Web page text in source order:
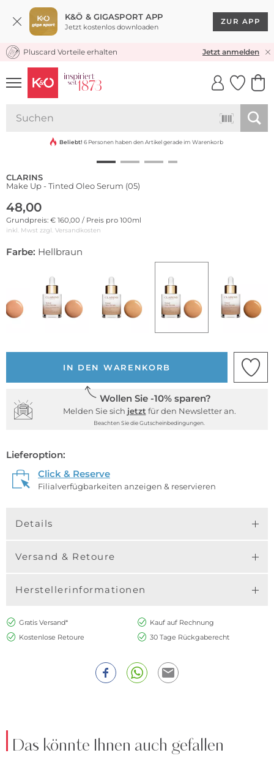
K&Ö & GIGASPORT APP
Jetzt kostenlos downloaden
ZUR APP
KOSTENLOSER VERSAND* & RÜCKVERSAND
Pluscard Vorteile erhalten Jetzt anmelden
UNSERE APP
CLICK &
Beliebt! 6 Personen haben den Artikel gerade im Warenkorb
CLARINS
Make Up - Tinted Oleo Serum (05)
48,00
Grundpreis: € 160,00 / Preis pro 100ml
inkl. Mwst zzgl. Versandkosten
Farbe: Hellbraun
IN DEN WARENKORB
Wollen Sie -10% sparen?
Melden Sie sich jetzt für den Newsletter an.
Beachten Sie die Gutscheinbedingungen.
Lieferoption:
Click & Reserve
Filialverfügbarkeiten anzeigen & reservieren
Details
Versand & Retoure
Herstellerinformationen
Gratis Versand*
Kauf auf Rechnung
Kostenlose Retoure
30 Tage Rückgaberecht
Das könnte Ihnen auch gefallen